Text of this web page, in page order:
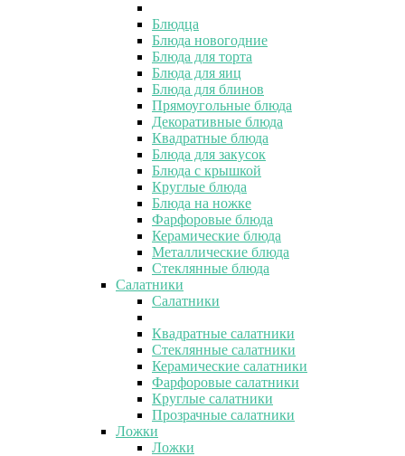
Блюдца
Блюда новогодние
Блюда для торта
Блюда для яиц
Блюда для блинов
Прямоугольные блюда
Декоративные блюда
Квадратные блюда
Блюда для закусок
Блюда с крышкой
Круглые блюда
Блюда на ножке
Фарфоровые блюда
Керамические блюда
Металлические блюда
Стеклянные блюда
Салатники
Салатники
Квадратные салатники
Стеклянные салатники
Керамические салатники
Фарфоровые салатники
Круглые салатники
Прозрачные салатники
Ложки
Ложки